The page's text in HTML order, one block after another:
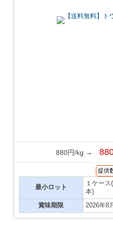
880円/kg →
提供
最小ロット
１ケー
本)
賞味期限
2026年8